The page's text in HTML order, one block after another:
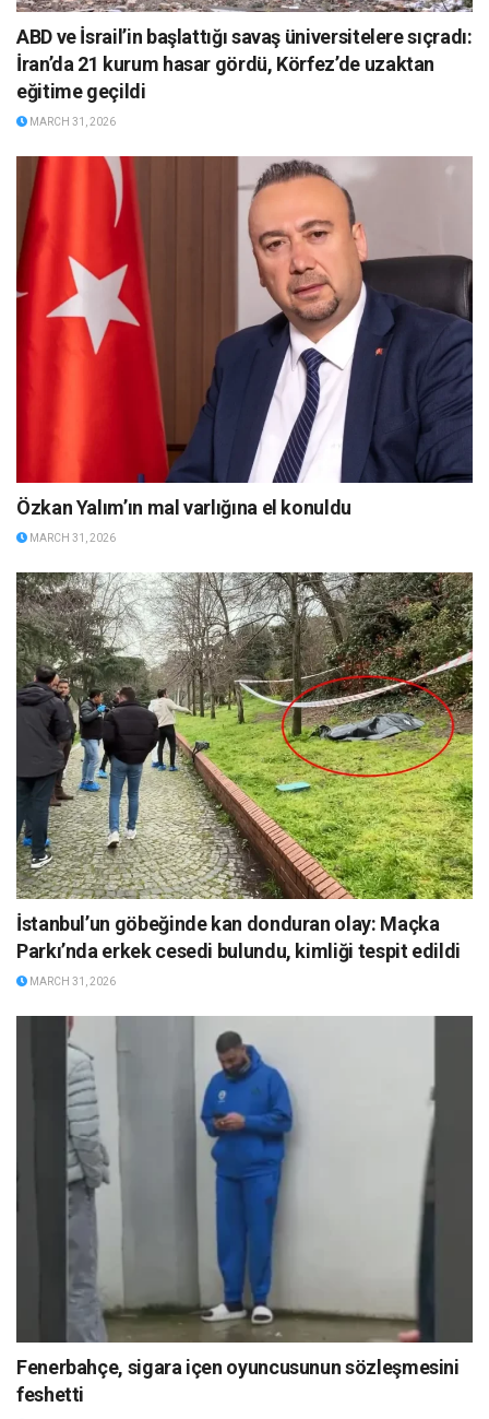
ABD ve İsrail’in başlattığı savaş üniversitelere sıçradı:
İran’da 21 kurum hasar gördü, Körfez’de uzaktan
eğitime geçildi
MARCH 31, 2026
Özkan Yalım’ın mal varlığına el konuldu
MARCH 31, 2026
İstanbul’un göbeğinde kan donduran olay: Maçka
Parkı’nda erkek cesedi bulundu, kimliği tespit edildi
MARCH 31, 2026
Fenerbahçe, sigara içen oyuncusunun sözleşmesini
feshetti